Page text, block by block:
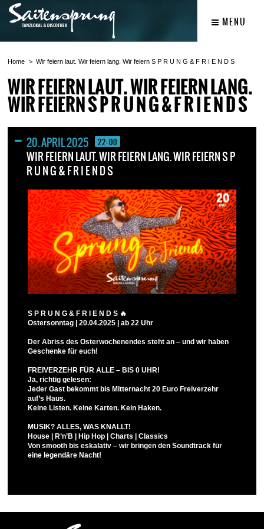
MENU
Home Wir feiern laut. Wir feiern lang. Wir feiern S P R U N G & F R I E N D S
WIR FEIERN LAUT. WIR FEIERN LANG.
WIR FEIERN S P R U N G & F R I E N D S
20. APRIL 2025 22:00
WIR FEIERN LAUT. WIR FEIERN LANG. WIR FEIERN S P
R U N G & F R I E N D S
S P R U N G & F R I E N D S 🔥
Ostersonntag | 20.04.2025 | ab 22 Uhr
Der Abriss des Osterwochenendes steht an – und wir haben
Geschenke für euch!
FREIVERZEHR FÜR ALLE – BIS 0 UHR!
Ja, richtig gelesen:
Jeder Gast bekommt bis Mitternacht 20 Euro Freiverzehr
auf’s Haus.
Keine Listen. Keine Karten. Kein Haken.
MUSIK? ALLES, WAS KNALLT!
House | R’n’B | Hip Hop | Charts | Classics
Von smooth bis eskalativ – wir bringen den Soundtrack für
eine legendäre Nacht!